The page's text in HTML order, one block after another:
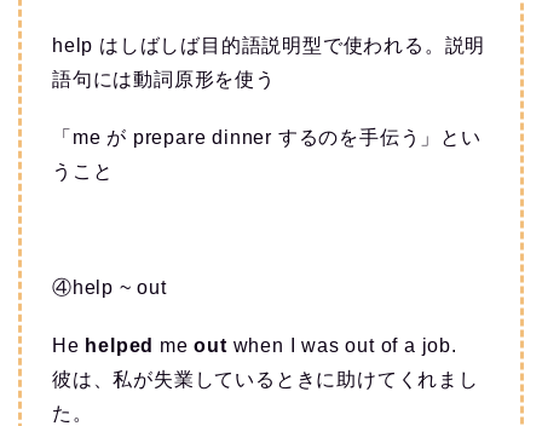
help はしばしば目的語説明型で使われる。説明
語句には動詞原形を使う
「me が prepare dinner するのを手伝う」とい
うこと
④help ~ out
He helped meout when I was out of a job.
彼は、私が失業しているときに助けてくれまし
た。